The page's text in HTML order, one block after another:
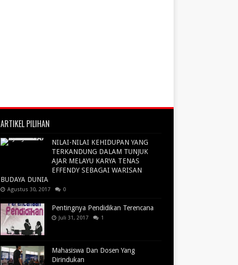
ARTIKEL PILIHAN
NILAI-NILAI KEHIDUPAN YANG
TERKANDUNG DALAM TUNJUK
AJAR MELAYU KARYA TENAS
EFFENDY SEBAGAI WARISAN
BUDAYA DUNIA
Agustus 30, 2017 0
Pentingnya Pendidikan Terencana
Juli 31, 2017 1
Mahasiswa Dan Dosen Yang
Dirindukan